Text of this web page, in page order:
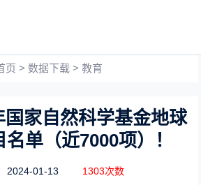
页 >数据下载 >教育
国家自然科学基金地球
单（近7000项）！
2024-01-13 1303次数